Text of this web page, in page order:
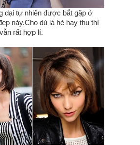
dại tự nhiên được bắt gặp ở
này.Cho dù là hè hay thu thì
rất hợp lí.